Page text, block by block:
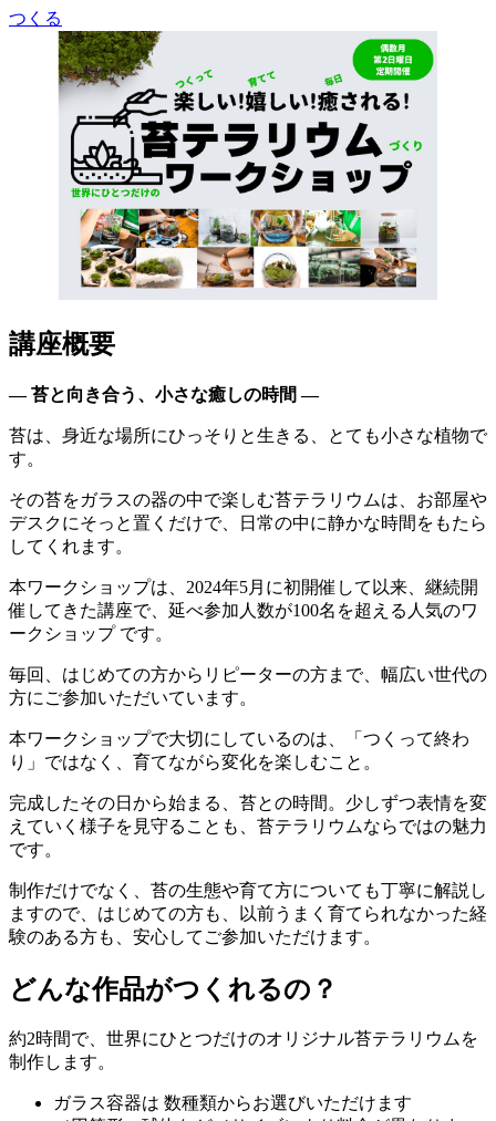
つくる
講座概要
― 苔と向き合う、小さな癒しの時間 ―
苔は、身近な場所にひっそりと生きる、とても小さな植物で
す。
その苔をガラスの器の中で楽しむ苔テラリウムは、お部屋や
デスクにそっと置くだけで、日常の中に静かな時間をもたら
してくれます。
本ワークショップは、2024年5月に初開催して以来、継続開
催してきた講座で、延べ参加人数が100名を超える人気のワ
ークショップ です。
毎回、はじめての方からリピーターの方まで、幅広い世代の
方にご参加いただいています。
本ワークショップで大切にしているのは、「つくって終わ
り」ではなく、育てながら変化を楽しむこと。
完成したその日から始まる、苔との時間。少しずつ表情を変
えていく様子を見守ることも、苔テラリウムならではの魅力
です。
制作だけでなく、苔の生態や育て方についても丁寧に解説し
ますので、はじめての方も、以前うまく育てられなかった経
験のある方も、安心してご参加いただけます。
どんな作品がつくれるの？
約2時間で、世界にひとつだけのオリジナル苔テラリウムを
制作します。
ガラス容器は 数種類からお選びいただけます